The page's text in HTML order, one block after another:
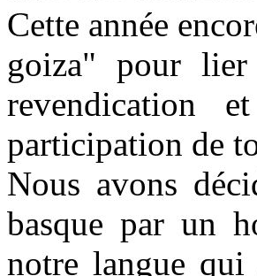
Cette année
goiza" pour
revendication
participation de
Nous avons
basque par un
notre langue